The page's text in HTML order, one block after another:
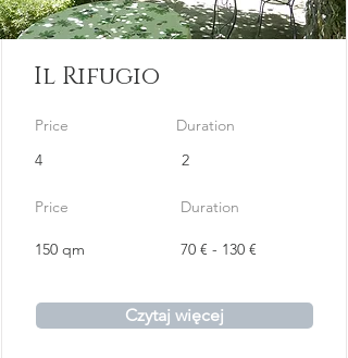
Il Rifugio
Price
4
Price
150 qm
Duration
2
Duration
70 € - 130 €
Czytaj więcej